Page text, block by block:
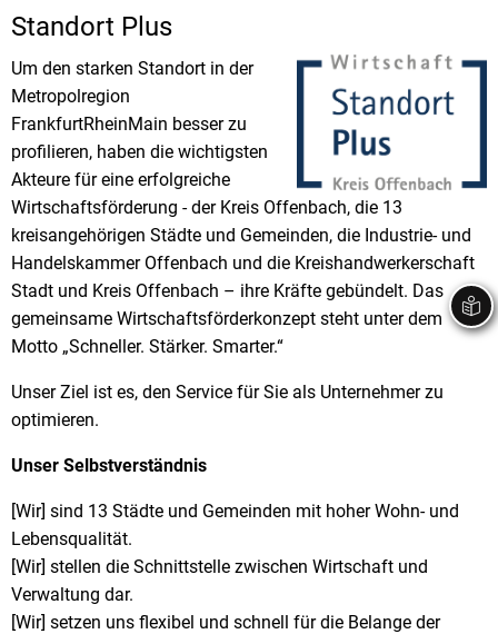
Wahlen
E-Mobilität
Fußverkehr
Radverkehr
Auto
Standort Plus
Um den starken Standort in der
Metropolregion
FrankfurtRheinMain besser zu
profilieren, haben die wichtigsten
Akteure für eine erfolgreiche
Wirtschaftsförderung - der Kreis Offenbach, die 13
kreisangehörigen Städte und Gemeinden, die Industrie- und
Handelskammer Offenbach und die Kreishandwerkerschaft
Stadt und Kreis Offenbach – ihre Kräfte gebündelt. Das
gemeinsame Wirtschaftsförderkonzept steht unter dem
Motto „Schneller. Stärker. Smarter.“
Unser Ziel ist es, den Service für Sie als Unternehmer zu
optimieren.
Unser Selbstverständnis
[Wir] sind 13 Städte und Gemeinden mit hoher Wohn- und
Lebensqualität.
[Wir] stellen die Schnittstelle zwischen Wirtschaft und
Verwaltung dar.
[Wir] setzen uns flexibel und schnell für die Belange der